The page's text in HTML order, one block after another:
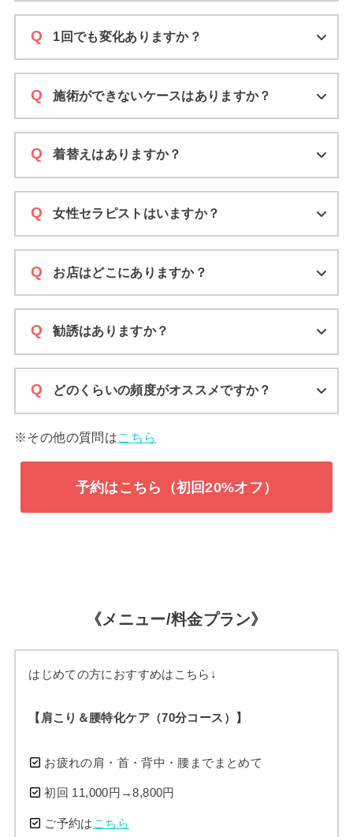
1回でも変化ありますか？
施術ができないケースはありますか？
着替えはありますか？
女性セラピストはいますか？
お店はどこにありますか？
勧誘はありますか？
どのくらいの頻度がオススメですか？
※その他の質問はこちら
予約はこちら（初回20%オフ）
《メニュー/料金プラン》
はじめての方におすすめはこちら↓
【肩こり＆腰特化ケア（70分コース）】
お疲れの肩・首・背中・腰までまとめて
初回 11,000円→8,800円
ご予約は こちら